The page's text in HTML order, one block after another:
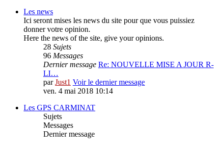
Les news
Ici seront mises les news du site pour que vous puissiez
donner votre opinion.
Here the news of the site, give your opinions.
28 Sujets
96 Messages
Dernier message Re: NOUVELLE MISE A JOUR R-
LI…
parJust1 Voir le dernier message
ven. 4 mai 2018 10:14
Les GPS CARMINAT
Sujets
Messages
Dernier message